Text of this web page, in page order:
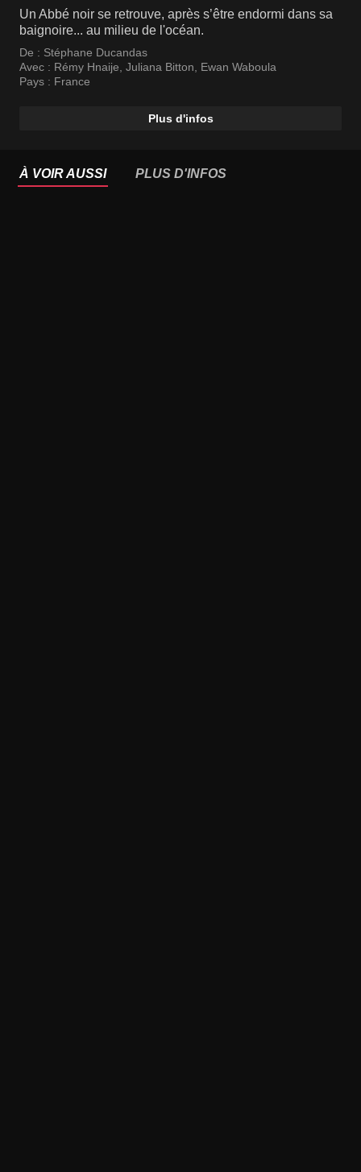
Un Abbé noir se retrouve, après s’être endormi dans sa
baignoire... au milieu de l'océan.
De : Stéphane Ducandas
Avec : Rémy Hnaije, Juliana Bitton, Ewan Waboula
Pays : France
Plus d'infos
À VOIR AUSSI PLUS D'INFOS